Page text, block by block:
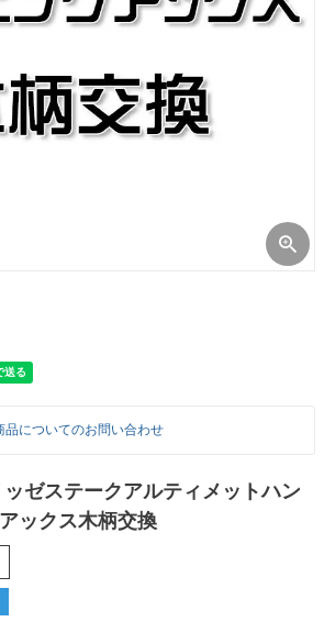
品についてのお問い合わせ
ゼステークアルティメットハン
ックス木柄交換